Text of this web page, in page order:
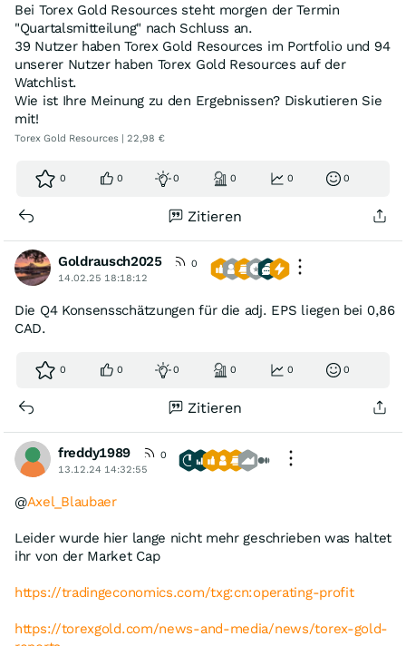
Bei Torex Gold Resources steht morgen der Termin
"Quartalsmitteilung" nach Schluss an.
39 Nutzer haben Torex Gold Resources im Portfolio und 94
unserer Nutzer haben Torex Gold Resources auf der
Watchlist.
Wie ist Ihre Meinung zu den Ergebnissen? Diskutieren Sie
mit!
Torex Gold Resources | 22,98 €
0 0 0 0 0 0
Zitieren
Goldrausch2025
0
14.02.25 18:18:12
Die Q4 Konsensschätzungen für die adj. EPS liegen bei 0,86
CAD.
0 0 0 0 0 0
Zitieren
freddy1989
0
13.12.24 14:32:55
@Axel_Blaubaer
Leider wurde hier lange nicht mehr geschrieben was haltet
ihr von der Market Cap
https://tradingeconomics.com/txg:cn:operating-profit
https://torexgold.com/news-and-media/news/torex-gold-